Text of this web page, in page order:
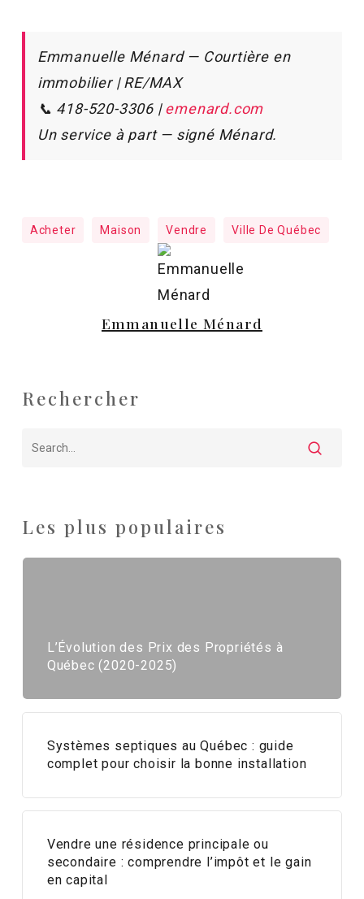
Emmanuelle Ménard — Courtière en
immobilier | RE/MAX
📞 418-520-3306 |emenard.com
Un service à part — signé Ménard.
Acheter Maison Vendre Ville De Québec
Emmanuelle Ménard
Rechercher
Les plus populaires
L’Évolution des Prix des Propriétés à
Québec (2020-2025)
Systèmes septiques au Québec : guide
complet pour choisir la bonne installation
Vendre une résidence principale ou
secondaire : comprendre l’impôt et le gain
en capital